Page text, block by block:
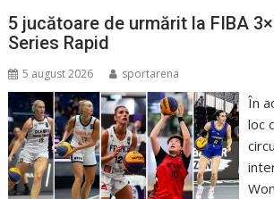
5 jucătoare de urmărit la FIBA
Series Rapid
5 august 2026 sportarena
În
loc